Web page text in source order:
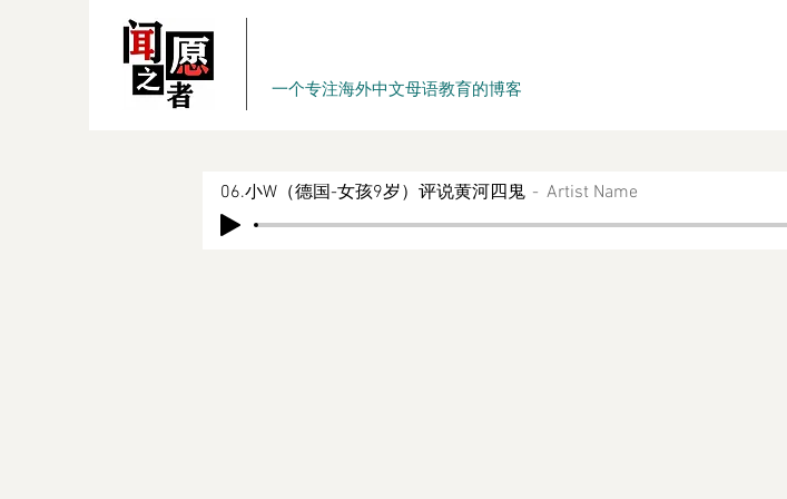
一个专注海外中文母语教育的博客
06.小W（德国-女孩9岁）评说黄河四鬼 Artist Name